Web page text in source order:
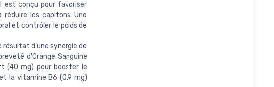
est conçu pour favoriser
réduire les capitons. Une
et contrôler le poids de
résultat d’une synergie de
d'Orange Sanguine
(40 mg) pour booster le
la vitamine B6 (0,9 mg)